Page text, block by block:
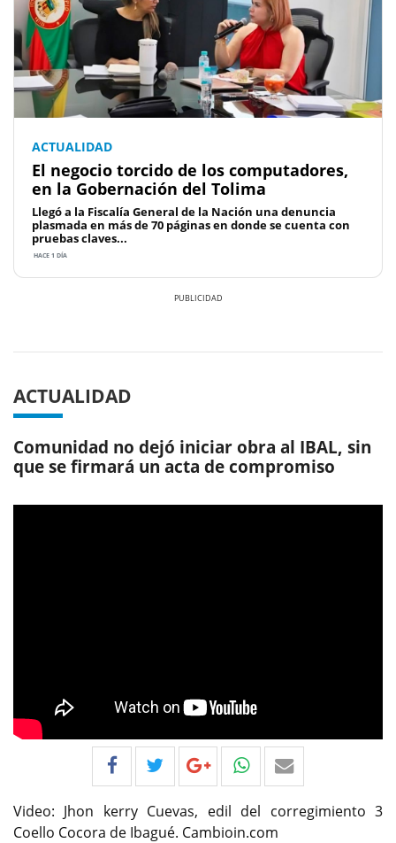
ACTUALIDAD
El negocio torcido de los computadores,
en la Gobernación del Tolima
Llegó a la Fiscalía General de la Nación una denuncia
plasmada en más de 70 páginas en donde se cuenta con
pruebas claves...
HACE 1 DÍA
ACTUALIDAD
Comunidad no dejó iniciar obra al IBAL, sin
que se firmará un acta de compromiso
Video: Jhon kerry Cuevas, edil del corregimiento 3
Coello Cocora de Ibagué. Cambioin.com